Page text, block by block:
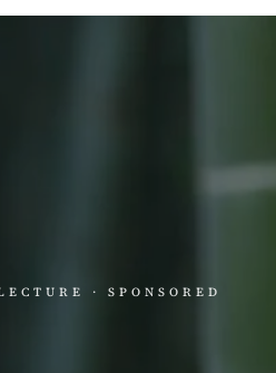
· SPONSORED